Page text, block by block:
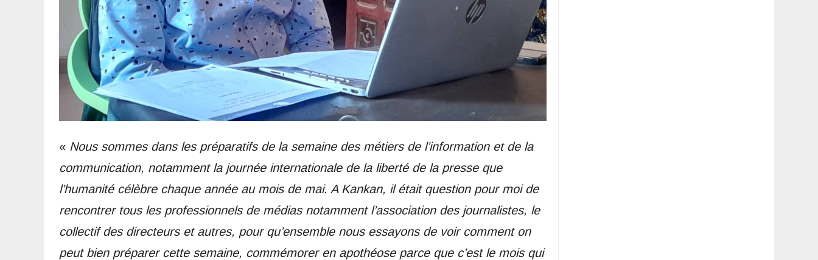
« Nous sommes dans les préparatifs de la semaine des métiers de l’information et de la
communication, notamment la journée internationale de la liberté de la presse que
l’humanité célèbre chaque année au mois de mai. A Kankan, il était question pour moi de
rencontrer tous les professionnels de médias notamment l’association des journalistes, le
collectif des directeurs et autres, pour qu’ensemble nous essayons de voir comment on
peut bien préparer cette semaine, commémorer en apothéose parce que c’est le mois qui